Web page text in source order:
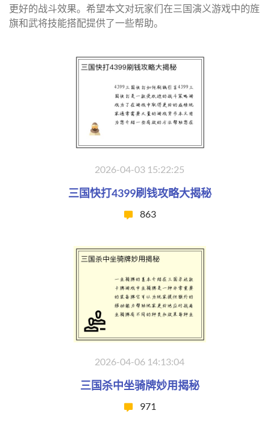
更好的战斗效果。希望本文对玩家们在三国演义游戏中的旌
旗和武将技能搭配提供了一些帮助。
2026-04-03 15:22:25
三国快打4399刷钱攻略大揭秘
863
2026-04-06 14:13:04
三国杀中坐骑牌妙用揭秘
971